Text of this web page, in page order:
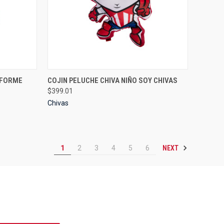
CART QUICK VIEW VIEW OPTIONS
Compare
COJIN PELUCHE CHIVA NIÑO SOY CHIVAS
$399.01
Chivas
1 2 3 4 5 6 NEXT